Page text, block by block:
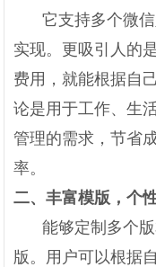
它支持多个微
实现。更吸引人的
费用，就能根据自
论是用于工作、生
管理的需求，节省
率。
二、丰富模版，个
能够定制多个
版。用户可以根据